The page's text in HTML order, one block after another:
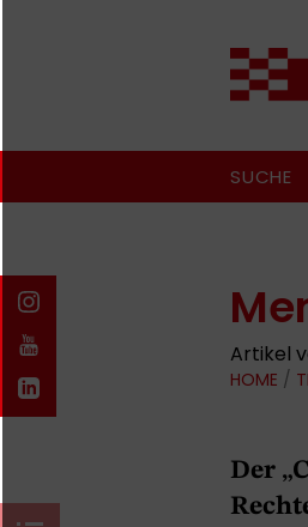
SUCHE
Artikel
HOME /
Der